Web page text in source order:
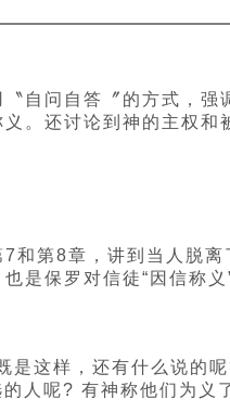
自问自答〞的方式，
。还讨论到神的主权
7和第8章，讲到当人脱
是保罗对信徒“因信称义
是这样，还有什么说的
人呢? 有神称他们为义